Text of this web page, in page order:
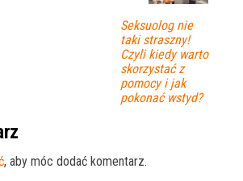
Seksuolog nie
taki straszny!
Czyli kiedy warto
skorzystać z
pomocy i jak
pokonać wstyd?
, aby móc dodać komentarz.